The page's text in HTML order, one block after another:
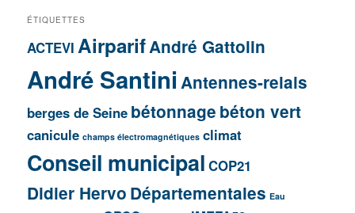
ÉTIQUETTES
ACTEVI AirparifAndré Gattolin
André SantiniAntennes-relais
berges de Seine bétonnage béton vert
canicule champs électromagnétiques climat
Conseil municipal COP21
Didier Hervo Départementales Eau